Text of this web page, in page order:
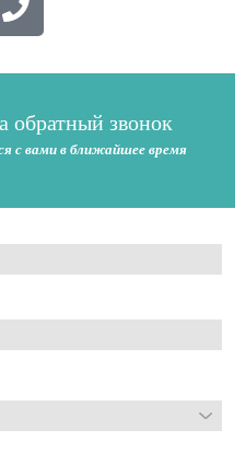
обратный звонок
с вами в ближайшее время